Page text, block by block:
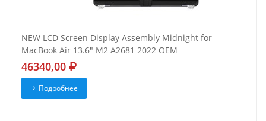
NEW LCD Screen Display Assembly Midnight for
MacBook Air 13.6" M2 A2681 2022 OEM
46340,00
Подробнее